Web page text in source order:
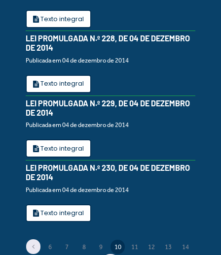
Texto integral
LEI PROMULGADA N.º 228, DE 04 DE DEZEMBRO
DE 2014
Publicada em 04 de dezembro de 2014
Texto integral
LEI PROMULGADA N.º 229, DE 04 DE DEZEMBRO
DE 2014
Publicada em 04 de dezembro de 2014
Texto integral
LEI PROMULGADA N.º 230, DE 04 DE DEZEMBRO
DE 2014
Publicada em 04 de dezembro de 2014
Texto integral
6 7 8 9 10
(current)
11 12 13 14